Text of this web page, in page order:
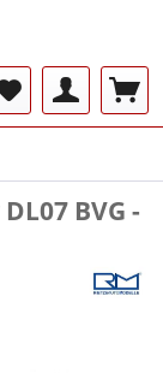
BVG -